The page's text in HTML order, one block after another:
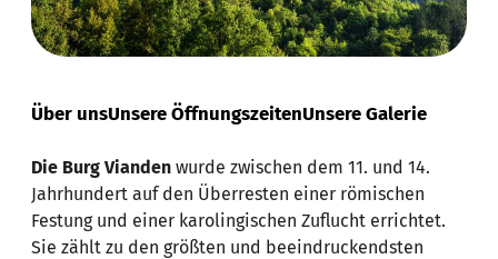
Über unsUnsere ÖffnungszeitenUnsere Galerie
Die Burg Vianden wurde zwischen dem 11. und 14.
Jahrhundert auf den Überresten einer römischen
Festung und einer karolingischen Zuflucht errichtet.
Sie zählt zu den größten und beeindruckendsten